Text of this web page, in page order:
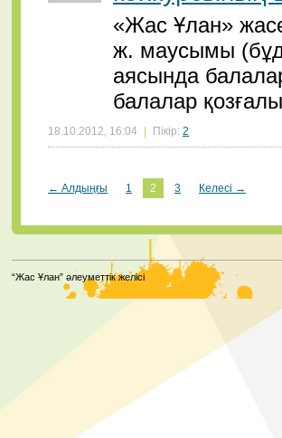
«Жас Ұлан»
ж. маусымы
аясында
балалар
18.10.2012, 16:04 Пікір: 2
← Алдыңғы 1 2 3 Келесі →
“Жас Ұлан” әлеуметтік желісі